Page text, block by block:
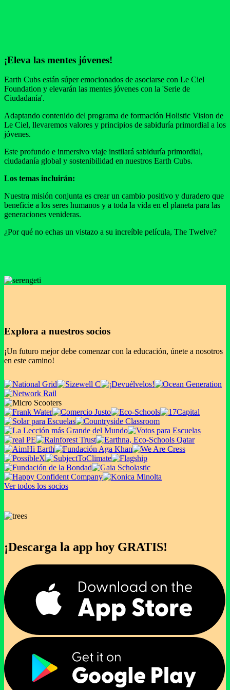
¡Eleva las mentes jóvenes!
Earth Cubs están súper emocionados de asociarse con Le Ciel
Foundation y elevarán las mentes jóvenes con la 'Serie de
Ciudadanía'.
Adaptando contenido del programa de formación Holistic Vision de
Le Ciel, llevaremos valores y principios de sabiduría primordial a los
jóvenes.
Este profundo e inmersivo viaje instilará sabiduría primordial,
ciudadanía global y sostenibilidad en nuestros Earth Cubs.
Los temas incluirán:
Nuestra misión conjunta es crear un cambio positivo y duradero que
beneficie a los seres humanos y a toda la vida en el planeta para las
generaciones venideras.
¿Por qué no echas un vistazo a su increíble película, The Twelve?
Explora a nuestros socios
¡Un futuro mejor debe comenzar con la educación, únete a nosotros
en este camino!
Ver todos los socios
¡Descarga la app hoy GRATIS!